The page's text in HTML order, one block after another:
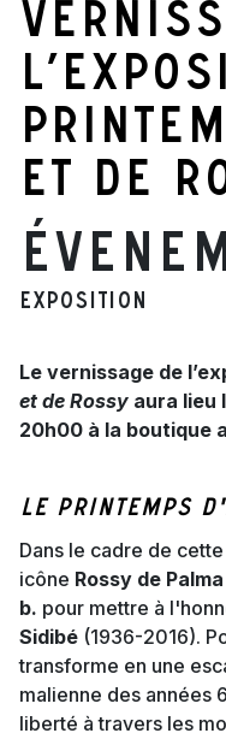
et de
Exposition
Le vernissage de
et de Rossy aura lieu
20h00 à la boutique
Le printemps
Dans le cadre de
icône Rossy de Palma
b. pour mettre à
Sidibé (1936-2016).
transforme en une
malienne des années
liberté à travers les